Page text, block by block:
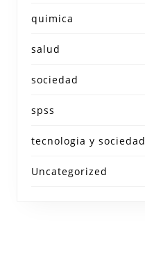
quimica
salud
sociedad
spss
tecnologia y sociedad
Uncategorized